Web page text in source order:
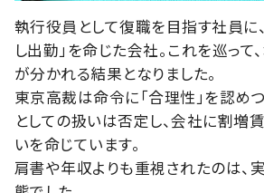
執行役員として復職を目指す社員に
し出勤」を命じた会社。これを巡っ
が分かれる結果となりました。
東京高裁は命令に「合理性」を認め
としての扱いは否定し、会社に割増
いを命じています。
肩書や年収よりも重視されたのは、